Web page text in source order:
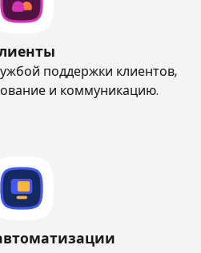
поддержки клиентов,
и коммуникацию.